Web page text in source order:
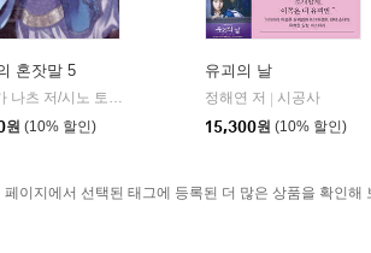
혼잣말 5
휴우가 나츠 저/시노 토우코 그림/김예진 역 |
카니발플러스
원 (10% 할인)
유괴의 날
정해연 저
시공사
15,300원 (10% 할인)
페이지에서 선택된 태그에 등록된 더 많은 상품을 확인해